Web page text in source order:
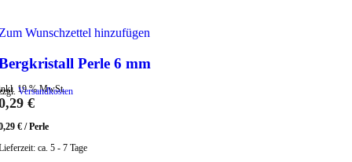
Wunschzettel hinzufügen
Perle 6 mm
19 % MwSt.
Versandkosten
€
€ /Perle
ca. 5 - 7 Tage